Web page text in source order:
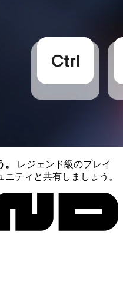
レジェンド級のプレイ
ティと共有しましょう。